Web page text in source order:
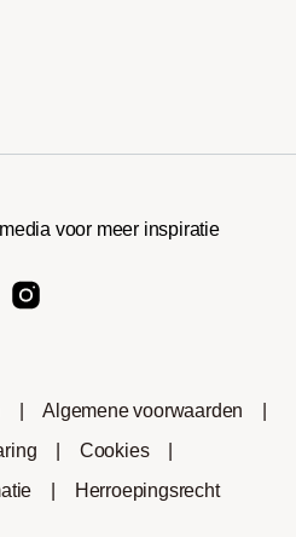
voor meer inspiratie
Algemene voorwaarden
Cookies
Herroepingsrecht